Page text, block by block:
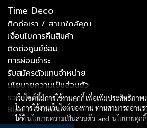
Time Deco
ติดต่อเรา / สาขาใกล้คุณ
เงื่อนไขการคืนสินค้า
ติดต่อศูนย์ซ่อม
การผ่อนชำระ
รับสมัครตัวแทนจำหน่าย
นโยบายความเป็นส่วนตัว
ร่วมงานกับเรา
Blog / ข่าวสาร
เว็บไซต์นี้มีการใช้งานคุกกี้ เพื่อเพิ่มประสิทธิภา
ในการใช้งานเว็บไซต์ของท่าน ท่านสามารถอ่านร
ได้ที่นโยบายความเป็นส่วนตัว and นโยบายคุกกี้